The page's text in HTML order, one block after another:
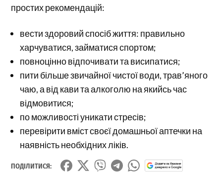
простих рекомендацій:
вести здоровий спосіб життя: правильно
харчуватися, займатися спортом;
повноцінно відпочивати та висипатися;
пити більше звичайної чистої води, трав’яного
чаю, а від кави та алкоголю на якийсь час
відмовитися;
по можливості уникати стресів;
перевірити вміст своєї домашньої аптечки на
наявність необхідних ліків.
ПОДІЛИТИСЯ: